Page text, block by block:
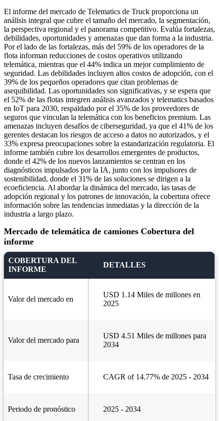
El informe del mercado de Telematics de Truck proporciona un
análisis integral que cubre el tamaño del mercado, la segmentación,
la perspectiva regional y el panorama competitivo. Evalúa fortalezas,
debilidades, oportunidades y amenazas que dan forma a la industria.
Por el lado de las fortalezas, más del 59% de los operadores de la
flota informan reducciones de costos operativos utilizando
telemática, mientras que el 44% indica un mejor cumplimiento de
seguridad. Las debilidades incluyen altos costos de adopción, con el
39% de los pequeños operadores que citan problemas de
asequibilidad. Las oportunidades son significativas, y se espera que
el 52% de las flotas integren análisis avanzados y telematics basados
​​en IoT para 2030, respaldado por el 35% de los proveedores de
seguros que vinculan la telemática con los beneficios premium. Las
amenazas incluyen desafíos de ciberseguridad, ya que el 41% de los
gerentes destacan los riesgos de acceso a datos no autorizados, y el
33% expresa preocupaciones sobre la estandarización regulatoria. El
informe también cubre los desarrollos emergentes de productos,
donde el 42% de los nuevos lanzamientos se centran en los
diagnósticos impulsados ​​por la IA, junto con los impulsores de
sostenibilidad, donde el 31% de las soluciones se dirigen a la
ecoeficiencia. Al abordar la dinámica del mercado, las tasas de
adopción regional y los patrones de innovación, la cobertura ofrece
información sobre las tendencias inmediatas y la dirección de la
industria a largo plazo.
Mercado de telemática de camiones Cobertura del
informe
COBERTURA DEL
INFORME
DETALLES
Valor del mercado en
USD 1.14 Miles de millones en
2025
Valor del mercado para
USD 4.51 Miles de millones para
2034
Tasa de crecimiento CAGR of 14.77% de 2025 - 2034
Periodo de pronóstico 2025 - 2034